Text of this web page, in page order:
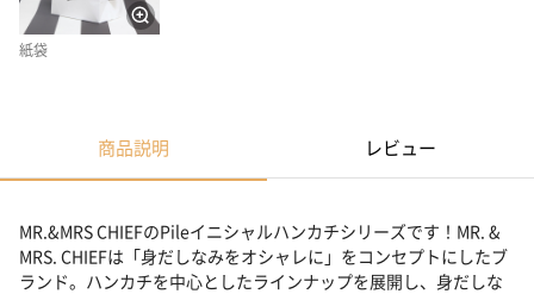
紙袋
商品説明 レビュー
MR.&MRS CHIEFのPileイニシャルハンカチシリーズです！MR. &
MRS. CHIEFは「身だしなみをオシャレに」をコンセプトにしたブ
ランド。ハンカチを中心としたラインナップを展開し、身だしな